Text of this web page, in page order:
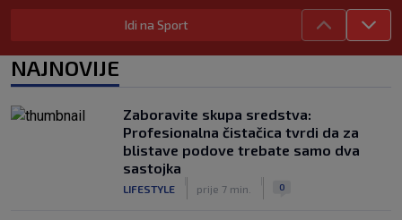
SK
|
prije 6 h
Neočekivani problemi za Dinamo:
Rijeka u Finsku nosi minimalnu
prednost, bivši vratar Dinama spriječio
veću razliku
SK prije 2 h
Idi na Sport
NAJNOVIJE
Zaboravite skupa sredstva:
Profesionalna čistačica tvrdi da za
blistave podove trebate samo dva
sastojka
LIFESTYLE prije 7 min. 0